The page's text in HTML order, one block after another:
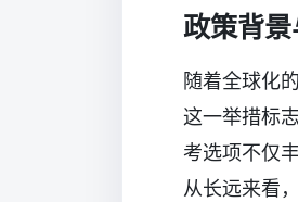
政策背
随着全球化
这一举措标
考选项不仅
从长远来看